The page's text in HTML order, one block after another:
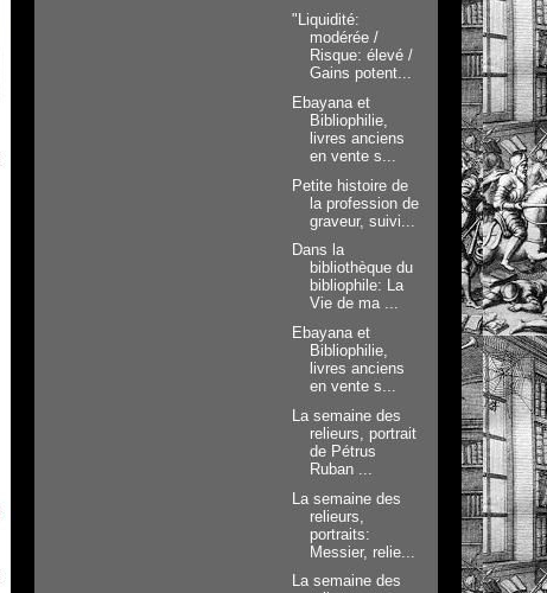
"Liquidité:
modérée /
Risque: élevé /
Gains potent...
Ebayana et
Bibliophilie,
livres anciens
en vente s...
Petite histoire de
la profession de
graveur, suivi...
Dans la
bibliothèque du
bibliophile: La
Vie de ma ...
Ebayana et
Bibliophilie,
livres anciens
en vente s...
La semaine des
relieurs, portrait
de Pétrus
Ruban ...
La semaine des
relieurs,
portraits:
Messier, relie...
La semaine des